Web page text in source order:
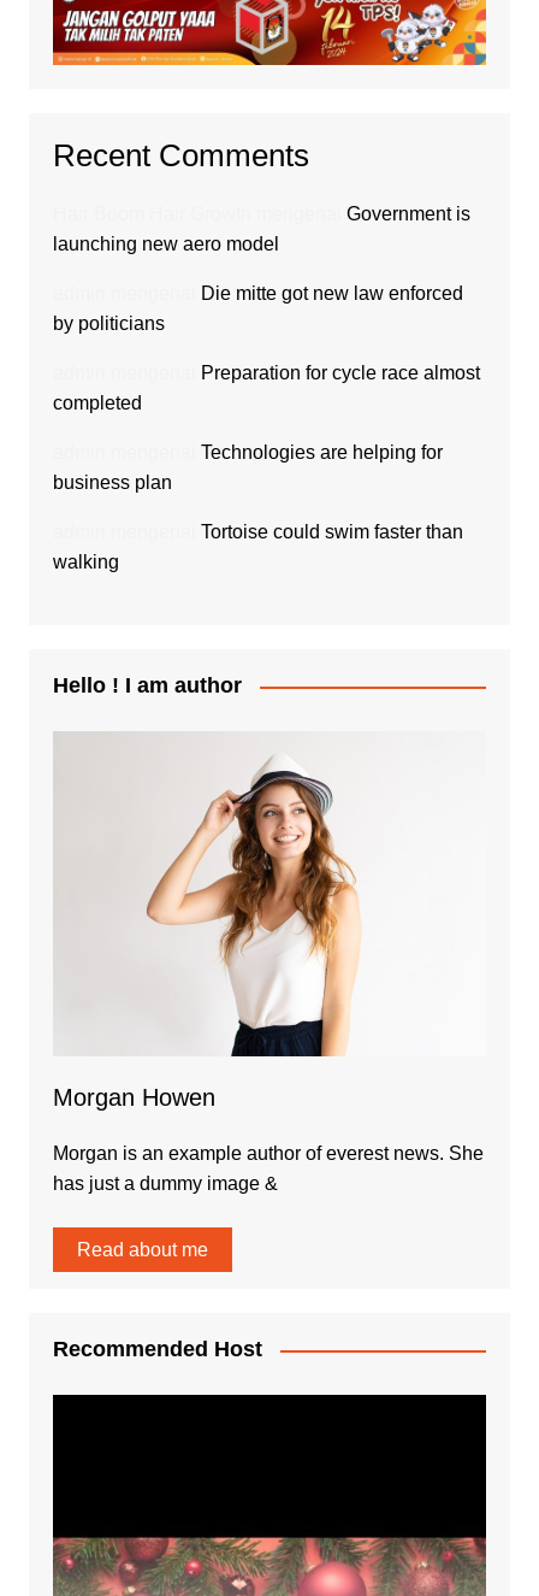
Recent Comments
Government is
launching new aero model
Die mitte got new law enforced
by politicians
Preparation for cycle race almost
completed
Technologies are helping for
business plan
Tortoise could swim faster than
walking
Hello ! I am author
Morgan Howen
Morgan is an example author of everest news. She
has just a dummy image &
Read about me
Recommended Host